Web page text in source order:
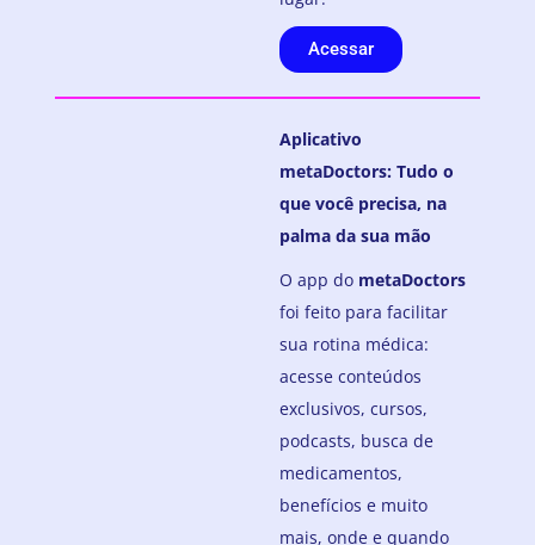
Acessar
Aplicativo
metaDoctors: Tudo o
que você precisa, na
palma da sua mão
O app do metaDoctors
foi feito para facilitar
sua rotina médica:
acesse conteúdos
exclusivos, cursos,
podcasts, busca de
medicamentos,
benefícios e muito
mais, onde e quando